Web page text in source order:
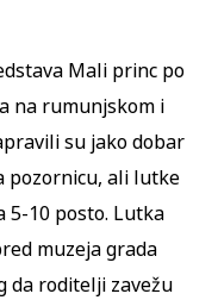
Mali princ po
na rumunjskom i
su jako dobar
pozornicu, ali lutke
5-10 posto. Lutka
muzeja grada
da roditelji zavežu